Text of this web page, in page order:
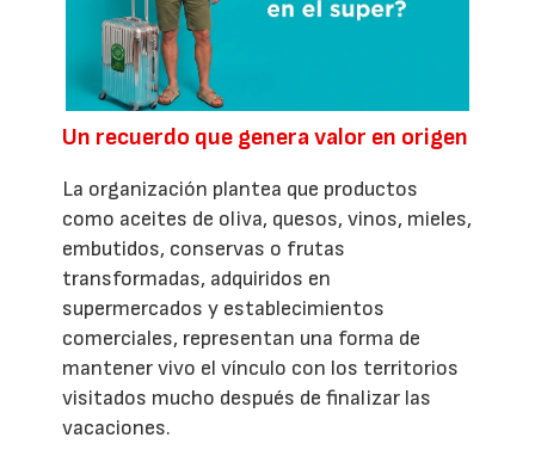
Un recuerdo que genera valor en origen
La organización plantea que productos
como aceites de oliva, quesos, vinos, mieles,
embutidos, conservas o frutas
transformadas, adquiridos en
supermercados y establecimientos
comerciales, representan una forma de
mantener vivo el vínculo con los territorios
visitados mucho después de finalizar las
vacaciones.